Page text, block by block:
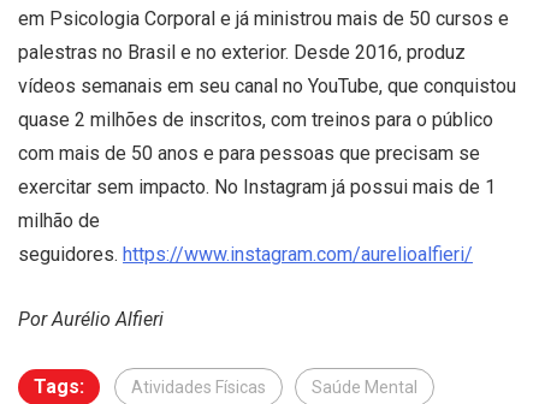
em Psicologia Corporal e já ministrou mais de 50 cursos e
palestras no Brasil e no exterior. Desde 2016, produz
vídeos semanais em seu canal no YouTube, que conquistou
quase 2 milhões de inscritos, com treinos para o público
com mais de 50 anos e para pessoas que precisam se
exercitar sem impacto. No Instagram já possui mais de 1
milhão de
seguidores. https://www.instagram.com/aurelioalfieri/
Por Aurélio Alfieri
Tags: Atividades Físicas Saúde Mental